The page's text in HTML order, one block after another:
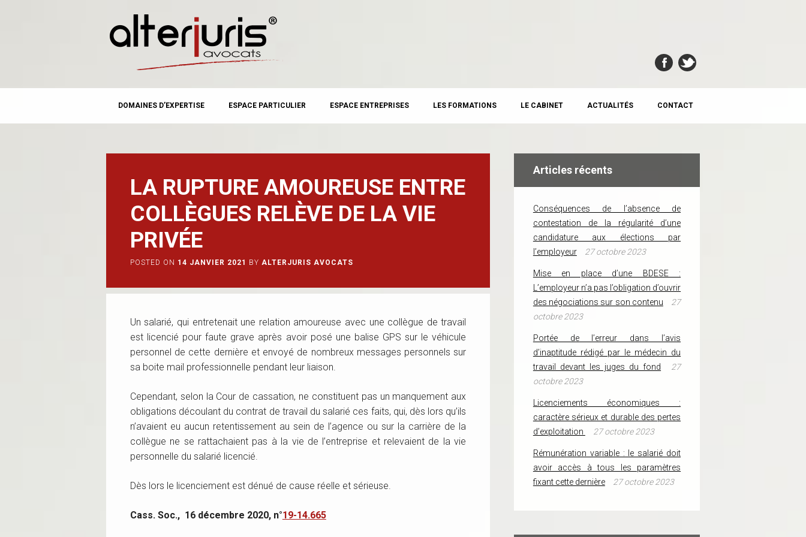
MAIN MENU
content
DOMAINES D’EXPERTISE ESPACE PARTICULIER ESPACE ENTREPRISES LES FORMATIONS LE CABINET ACTUALITÉS CONTACT
LA RUPTURE AMOUREUSE ENTRE
COLLÈGUES RELÈVE DE LA VIE
PRIVÉE
POSTED ON 14 JANVIER 2021 BY ALTERJURIS AVOCATS
Un salarié, qui entretenait une relation amoureuse avec une collègue de travail
est licencié pour faute grave après avoir posé une balise GPS sur le véhicule
personnel de cette dernière et envoyé de nombreux messages personnels sur
sa boite mail professionnelle pendant leur liaison.
Cependant, selon la Cour de cassation, ne constituent pas un manquement aux
obligations découlant du contrat de travail du salarié ces faits, qui, dès lors qu’ils
n’avaient eu aucun retentissement au sein de l’agence ou sur la carrière de la
collègue ne se rattachaient pas à la vie de l’entreprise et relevaient de la vie
personnelle du salarié licencié.
Dès lors le licenciement est dénué de cause réelle et sérieuse.
Cass. Soc., 16 décembre 2020, n°19-14.665
Articles récents
Conséquences de l’absence de
contestation de la régularité d’une
candidature aux élections par
l’employeur
27 octobre 2023
Mise en place d’une BDESE :
L’employeur n’a pas l’obligation d’ouvrir
des négociations sur son contenu
27
octobre 2023
Portée de l’erreur dans l’avis
d’inaptitude rédigé par le médecin du
travail devant les juges du fond
27
octobre 2023
Licenciements économiques :
caractère sérieux et durable des pertes
d’exploitation
27 octobre 2023
Rémunération variable : le salarié doit
avoir accès à tous les paramètres
fixant cette dernière
27 octobre 2023